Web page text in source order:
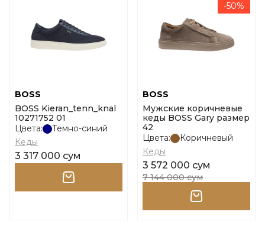
BOSS
BOSS Kieran_tenn_knal
10271752 01
Цвета:
Темно-синий
Кеды
3 317 000 сум
-50%
BOSS
Мужские коричневые
кеды BOSS Gary размер
42
Цвета:
Коричневый
Кеды
3 572 000 сум
7 144 000 сум